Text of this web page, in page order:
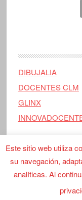
DIBUJALIA
DOCENTES CLM
GLINX
Copyright © 2026 ·
Este sitio web utiliza
su navegación,
analíticas. Al